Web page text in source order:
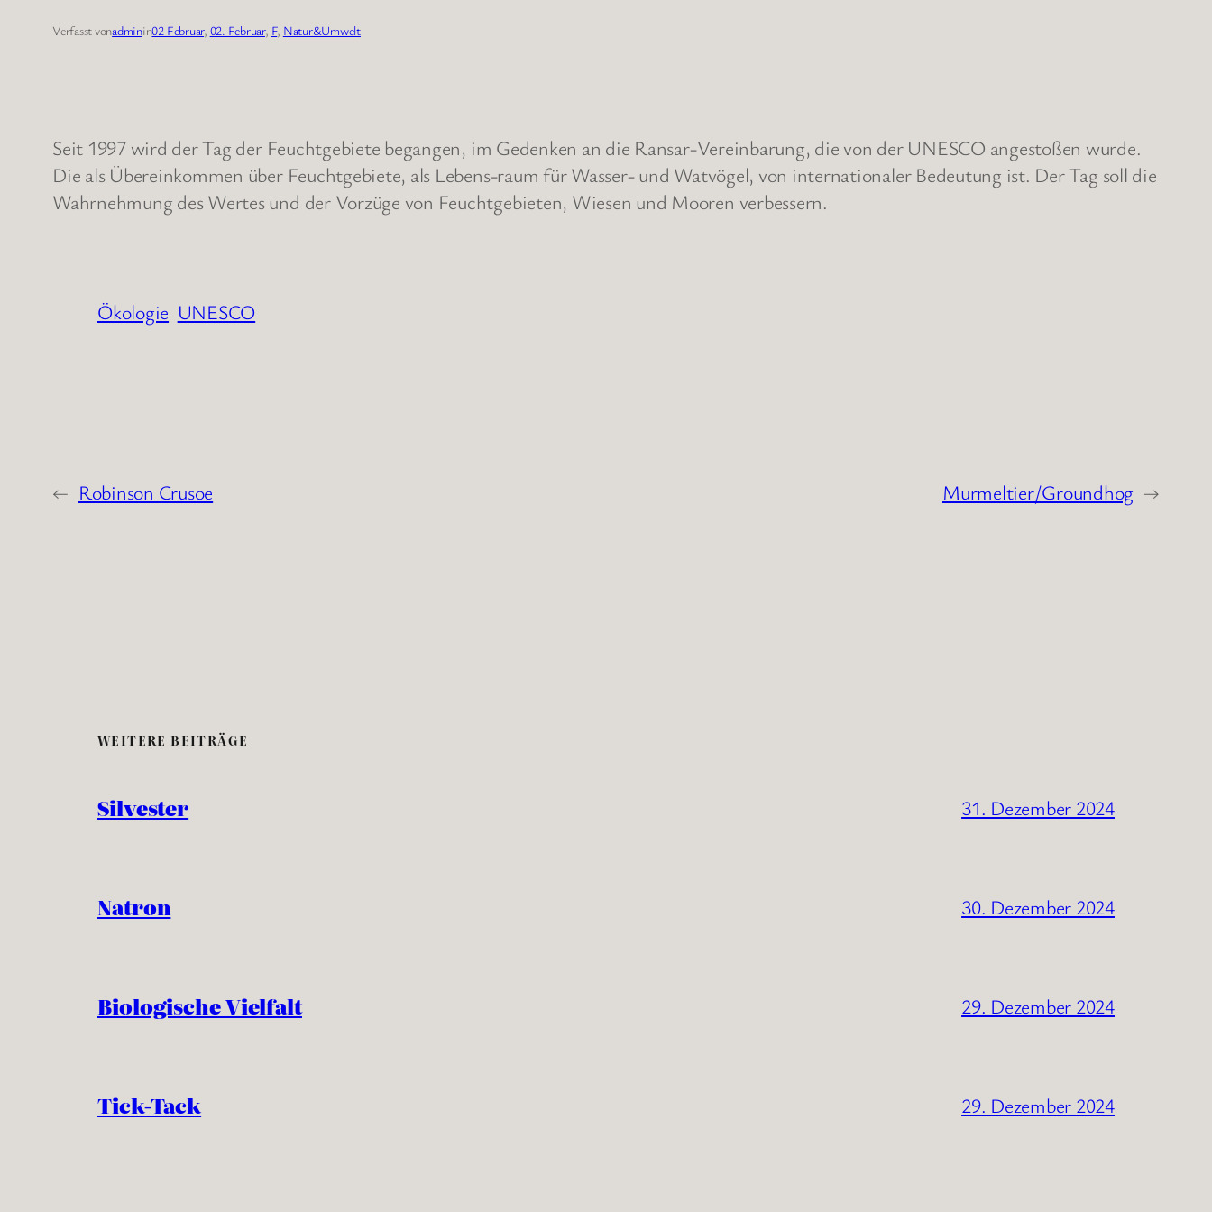
Verfasst vonadminin02 Februar, 02. Februar, F, Natur&Umwelt
Seit 1997 wird der Tag der Feuchtgebiete begangen, im Gedenken an die Ransar-Vereinbarung, die von der UNESCO angestoßen wurde.
Die als Übereinkommen über Feuchtgebiete, als Lebens-raum für Wasser- und Watvögel, von internationaler Bedeutung ist. Der Tag soll die
Wahrnehmung des Wertes und der Vorzüge von Feuchtgebieten, Wiesen und Mooren verbessern.
Ökologie UNESCO
← Robinson Crusoe Murmeltier/Groundhog →
WEITERE BEITRÄGE
Silvester 31. Dezember 2024
Natron 30. Dezember 2024
Biologische Vielfalt 29. Dezember 2024
Tick-Tack 29. Dezember 2024